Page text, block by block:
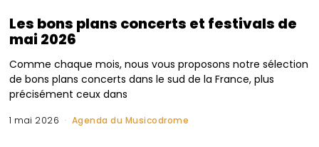
Les bons plans concerts et festivals de
mai 2026
Comme chaque mois, nous vous proposons notre sélection
de bons plans concerts dans le sud de la France, plus
précisément ceux dans
1 mai 2026 Agenda du Musicodrome